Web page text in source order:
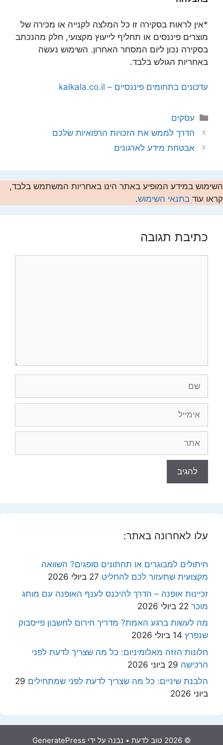
*אין לראות בסקירה זו כל המלצה לקנייה או מכירה של
מוצרים פיננסים או תחליף לייעוץ מקצועי, חלק מהנכתב
בסקירה נכון ליום המסחר האחרון. השימוש נעשה
באחריות הגולש בלבד.
עדכונים בתחומים פיננסיים – kalkala.co.il
קטגוריות
עסקים
הדרך לממש את הזכויות הרפואיות שלכם
אבטחת מידע לארגונים
השימוש במידע המופיע באתר הינו באחריות המשתמש בלבד,
קראו עוד בתנאי השימוש.
כתיבת תגובה
עלו לאחרונה באתר:
חיתולים למבוגרים או תחתונים סופגים? השוואה
מקצועית שתעזור לכם להחליט 27 ביולי 2026
זכיינות אופנה – הדרך להיכנס לענף האופנה עם מותג
מוכר 22 ביולי 2026
מה לעשות ברגע האמת? מדריך חירום לחשבון פייסבוק
שנפרץ 14 ביולי 2026
חלונות הזזה מאלומיניום: כל מה שצריך לדעת לפני
הרכישה 29 ביוני 2026
הלבנת שיניים: כל מה שצריך לדעת לפני שמתחילים 29
ביוני 2026
© 2026 טוב לדעת • נבנה על ידי GeneratePress